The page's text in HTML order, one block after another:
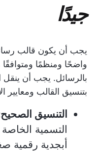
جيدًا
بالرسائل. يجب أن ينقل
بتنسيق القالب ومعايير
التنسيق
أبجدية رقمية